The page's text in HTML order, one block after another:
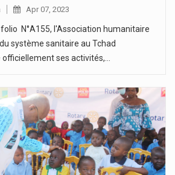
Apr 07, 2023
N°A155, l'Association humanitaire
système sanitaire au Tchad
ses activités,…